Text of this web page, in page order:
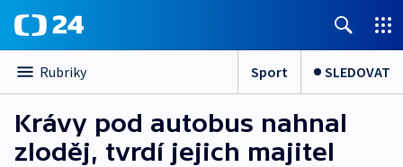
Rubriky Sport SLEDOVAT
Krávy pod autobus nahnal
zloděj, tvrdí jejich majitel